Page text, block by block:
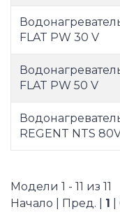
FLAT PW 30 V
FLAT PW 50 V
REGENT NTS
Модели 1 - 11 из 11
Начало | Пред. | 1